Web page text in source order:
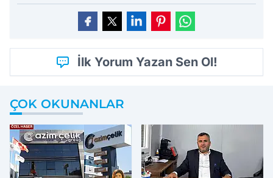
İlk Yorum Yazan Sen Ol!
ÇOK OKUNANLAR